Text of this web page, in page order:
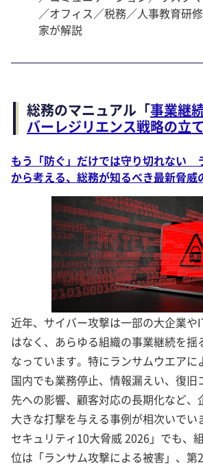
／オフィス／税務／人事教育研
家が解説
総務のマニュアル「事業継
バーレジリエンス戦略の立
もう「防ぐ」だけでは守り切れない
から考える、総務が知るべき最新脅威
近年、サイバー攻撃は一部の大企業や
はなく、あらゆる組織の事業継続を揺
なっています。特にランサムウエアに
国内でも業務停止、情報漏えい、復旧
先への影響、顧客対応の長期化など、
大きな打撃を与える事例が相次いでい
セキュリティ10大脅威 2026」でも、
位は「ランサム攻撃による被害」、第